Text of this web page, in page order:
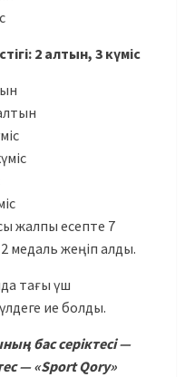
2 алтын, 3 күміс
жалпы есепте 7
медаль жеңіп алды.
тағы үш
ие болды.
бас серіктесі —
— «Sport Qory»